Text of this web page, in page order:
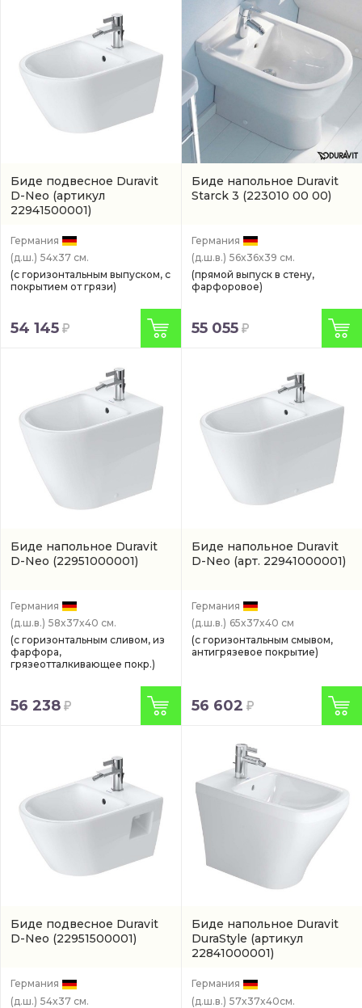
Биде подвесное Duravit
D-Neo (артикул
22941500001)
Германия
(д.ш.) 54x37 см.
(с горизонтальным выпуском, с
покрытием от грязи)
54 145
Биде напольное Duravit
Starck 3 (223010 00 00)
Германия
(д.ш.в.) 56x36x39 см.
(прямой выпуск в стену,
фарфоровое)
55 055
Биде напольное Duravit
D-Neo (22951000001)
Германия
(д.ш.в.) 58x37x40 см.
(с горизонтальным сливом, из
фарфора,
грязеотталкивающее покр.)
56 238
Биде напольное Duravit
D-Neo (арт. 22941000001)
Германия
(д.ш.в.) 65x37x40 см
(с горизонтальным смывом,
антигрязевое покрытие)
56 602
Биде подвесное Duravit
D-Neo (22951500001)
Германия
(д.ш.) 54x37 см.
Биде напольное Duravit
DuraStyle (артикул
22841000001)
Германия
(д.ш.в.) 57x37x40см.